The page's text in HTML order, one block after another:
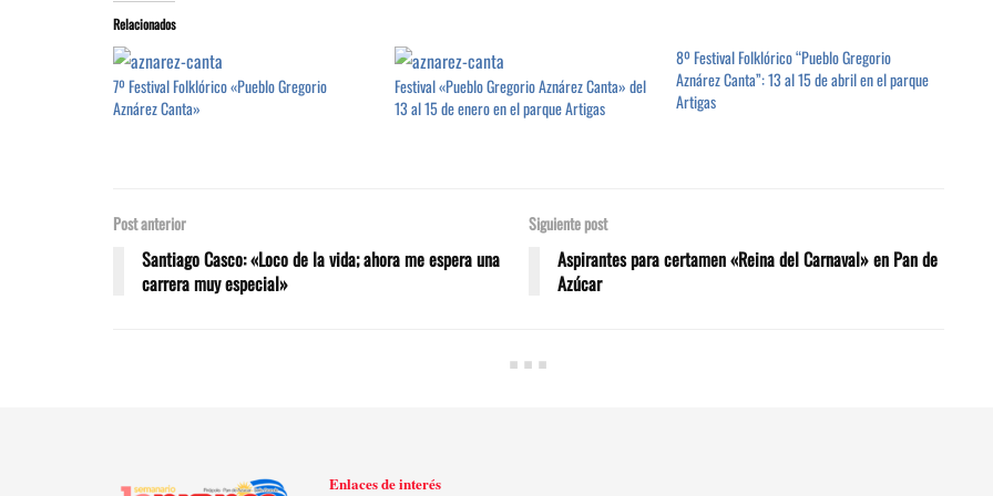
Relacionados
7º Festival Folklórico «Pueblo Gregorio
Aznárez Canta»
Festival «Pueblo Gregorio Aznárez Canta» del
13 al 15 de enero en el parque Artigas
8º Festival Folklórico “Pueblo Gregorio
Aznárez Canta”: 13 al 15 de abril en el parque
Artigas
Post anterior
Santiago Casco: «Loco de la vida; ahora me espera una
carrera muy especial»
Siguiente post
Aspirantes para certamen «Reina del Carnaval» en Pan de
Azúcar
Enlaces de interés